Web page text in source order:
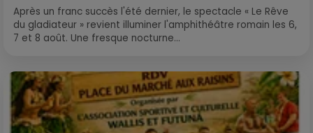
Après un franc succès l'été dernier, le spectacle « Le Rêve
du gladiateur » revient illuminer l'amphithéâtre romain les 6,
7 et 8 août. Une fresque nocturne...